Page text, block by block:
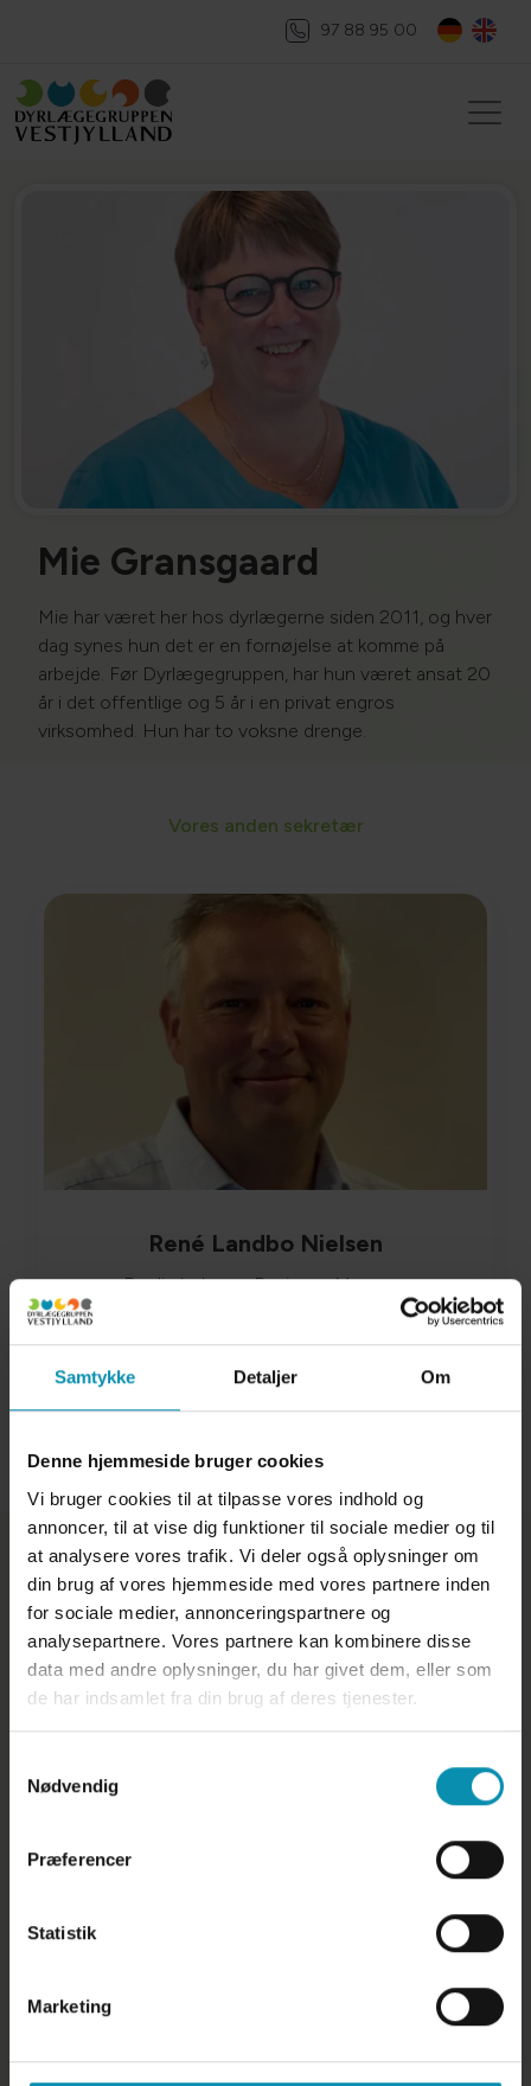
Samtykke Detaljer Om
Denne hjemmeside bruger cookies
Vi bruger cookies til at tilpasse vores indhold og
annoncer, til at vise dig funktioner til sociale medier og til
at analysere vores trafik. Vi deler også oplysninger om
din brug af vores hjemmeside med vores partnere inden
for sociale medier, annonceringspartnere og
analysepartnere. Vores partnere kan kombinere disse
data med andre oplysninger, du har givet dem, eller som
de har indsamlet fra din brug af deres tjenester.
Nødvendig
Præferencer
Statistik
Marketing
97 88 95 00
Mie Gransgaard
Mie har været her hos dyrlægerne siden 2011, og hver
dag synes hun det er en fornøjelse at komme på
arbejde. ​Før Dyrlægegruppen, har hun været ansat 20
år i det offentlige og 5 år i en privat engros
virksomhed. ​Hun har to voksne drenge.
Vores anden sekretær
René Landbo Nielsen
Daglig leder og Business Manager
Læs mere
Dyrlægegruppen Vestjylland - Lemvig
Dyreklinik
Industrivej 53, 7620 Lemvig
97 88 95 00
info@dyrlaegegruppenvest.dk
Cookiepolitik
8:00 - 16:30
Uden for åbningstid bliver du automatisk omstillet til